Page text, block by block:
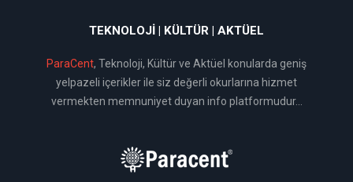
TEKNOLOJI | KÜLTÜR | AKTÜEL
ParaCent, Teknoloji, Kültür ve Aktüel konularda geniş
yelpazeli içerikler ile siz değerli okurlarına hizmet
vermekten memnuniyet duyan info platformudur...